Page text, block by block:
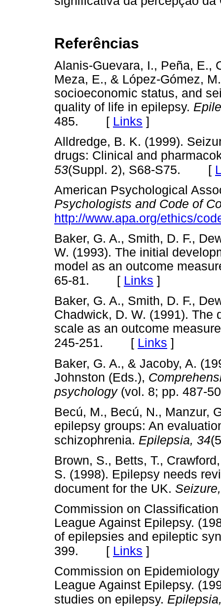
Referências
Alanis-Guevara, I., Peña, E.,
Meza, E., & López-Gómez,
socioeconomic status, and
quality of life in epilepsy.
485. [ Links ]
Alldredge, B. K. (1999).
drugs: Clinical and
53(Suppl. 2), S68-S75. [
American Psychological
Psychologists and Code of
http://www.apa.org/ethics/
Baker, G. A., Smith, D. F.,
W. (1993). The initial
model as an outcome
65-81. [ Links ]
Baker, G. A., Smith, D. F.,
Chadwick, D. W. (1991). The
scale as an outcome
245-251. [ Links ]
Baker, G. A., & Jacoby, A.
Johnston (Eds.),
psychology(vol. 8; pp. 487-
Becú, M., Becú, N., Manzur,
epilepsy groups: An
schizophrenia. Epilepsia, 34
Brown, S., Betts, T.,
S. (1998). Epilepsy needs
document for the UK.
Commission on
League Against Epilepsy.
of epilepsies and epileptic
399. [ Links ]
Commission on
League Against Epilepsy.
studies on epilepsy.